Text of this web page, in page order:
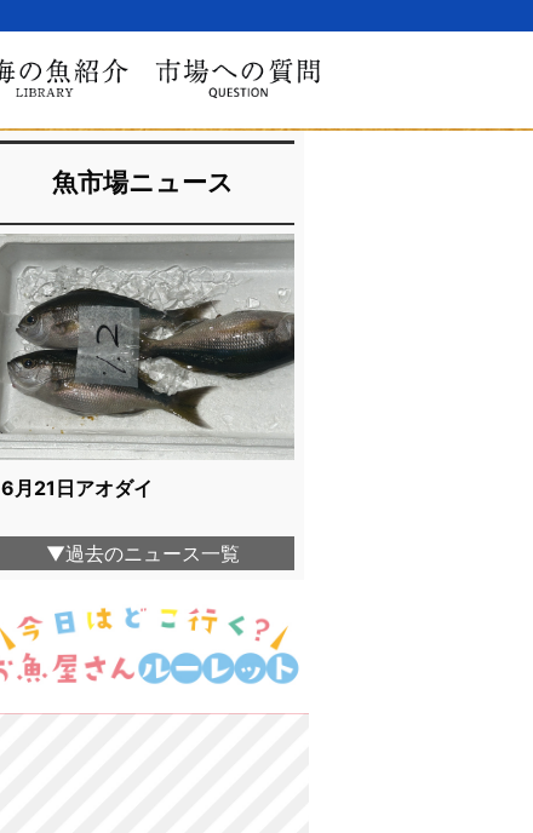
魚市場ニュース
6月21日アオダイ
▼過去のニュース一覧